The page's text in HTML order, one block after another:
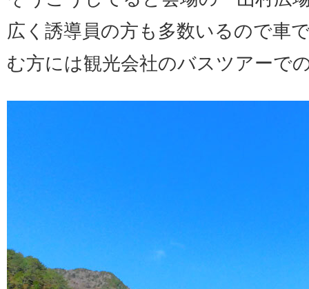
広く誘導員の方も多数いるので車
む方には観光会社のバスツアーで